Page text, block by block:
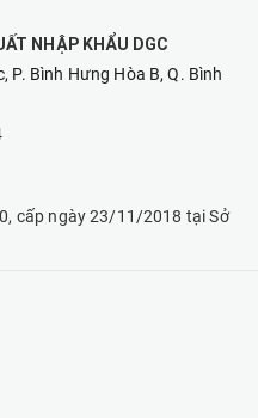
NHẬP KHẨU DGC
P. Bình Hưng Hòa B, Q. Bình
cấp ngày 23/11/2018 tại Sở